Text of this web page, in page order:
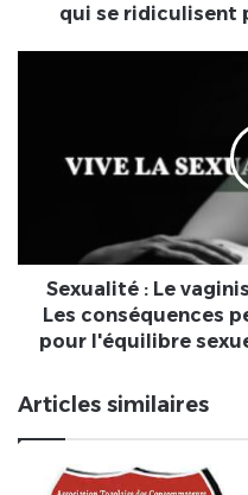
qui se ridiculisent
conséquences
peuvent
l'équilibre
sexuel
affectif
Sexualité : Le
Les conséquences
pour l'équilibre
Articles similaires